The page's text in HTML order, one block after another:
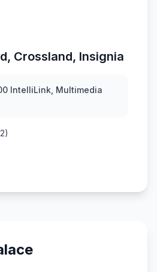
Crossland, Insignia
IntelliLink, Multimedia